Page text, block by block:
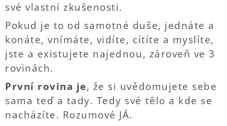
své vlastní zkušenosti.
Pokud je to od samotné duše, jednáte a
konáte, vnímáte, vidíte, cítíte a myslíte,
jste a existujete najednou, zároveň ve 3
rovinách.
První rovina je, že si uvědomujete sebe
sama teď a tady. Tedy své tělo a kde se
nacházíte. Rozumové JÁ.